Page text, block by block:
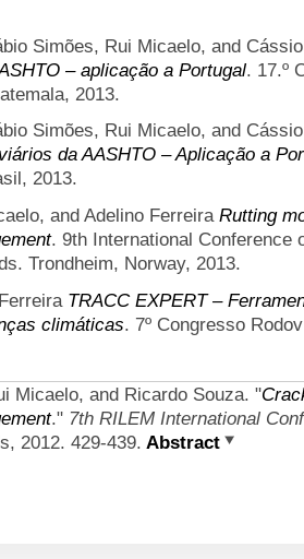
Simões, Rui Micaelo, and
– aplicação a Portugal. 17.º
2013.
Simões, Rui Micaelo, and
da AASHTO – Aplicação a
2013.
and Adelino Ferreira Rutting
. 9th International Conference
Trondheim, Norway, 2013.
TRACC EXPERT –
climáticas. 7º Congresso
Micaelo, and Ricardo Souza. "
." 7th RILEM International
2012. 429-439. Abstract